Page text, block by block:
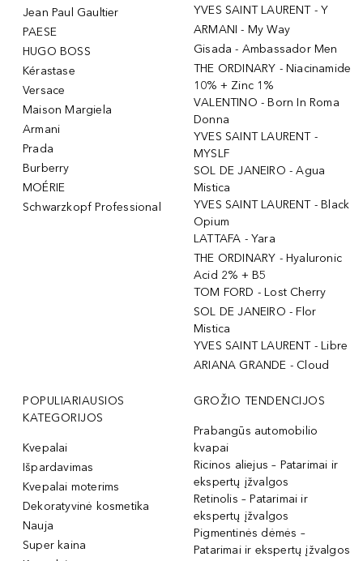
Jean Paul Gaultier
PAESE
HUGO BOSS
Kérastase
Versace
Maison Margiela
Armani
Prada
Burberry
MOÉRIE
Schwarzkopf Professional
YVES SAINT LAURENT - Y
ARMANI - My Way
Gisada - Ambassador Men
THE ORDINARY - Niacinamide
10% + Zinc 1%
VALENTINO - Born In Roma
Donna
YVES SAINT LAURENT -
MYSLF
SOL DE JANEIRO - Agua
Mistica
YVES SAINT LAURENT - Black
Opium
LATTAFA - Yara
THE ORDINARY - Hyaluronic
Acid 2% + B5
TOM FORD - Lost Cherry
SOL DE JANEIRO - Flor
Mistica
YVES SAINT LAURENT - Libre
ARIANA GRANDE - Cloud
POPULIARIAUSIOS
KATEGORIJOS
Kvepalai
Išpardavimas
Kvepalai moterims
Dekoratyvinė kosmetika
Nauja
Super kaina
GROŽIO TENDENCIJOS
Prabangūs automobilio
kvapai
Ricinos aliejus – Patarimai ir
ekspertų įžvalgos
Retinolis – Patarimai ir
ekspertų įžvalgos
Pigmentinės dėmės –
Patarimai ir ekspertų įžvalgos